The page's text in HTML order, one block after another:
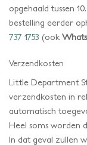
opgehaald tussen
bestelling eerder
737 1753 (ook
Verzendkosten
Little Department
verzendkosten in
automatisch
Heel soms worden
In dat geval zullen